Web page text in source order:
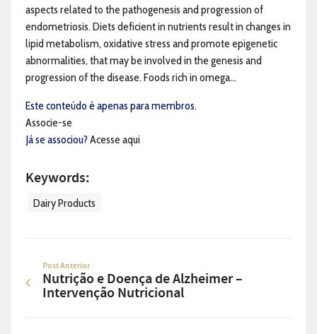
aspects related to the pathogenesis and progression of
endometriosis. Diets deficient in nutrients result in changes in
lipid metabolism, oxidative stress and promote epigenetic
abnormalities, that may be involved in the genesis and
progression of the disease. Foods rich in omega...
Este conteúdo é apenas para membros.
Associe-se
Já se associou? Acesse aqui
Keywords:
Dairy Products
Post Anterior
Nutrição e Doença de Alzheimer –
Intervenção Nutricional